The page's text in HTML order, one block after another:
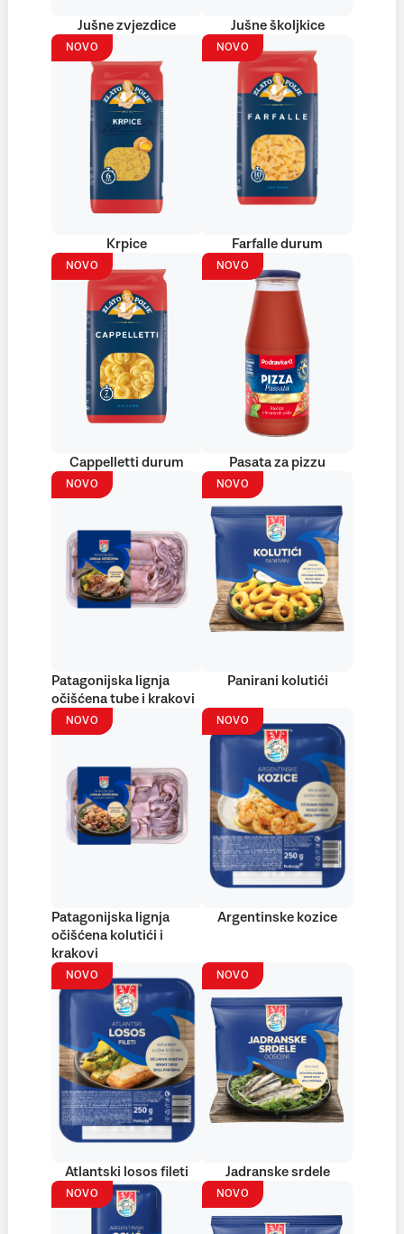
Jušne zvjezdice Jušne školjkice
NOVO
Krpice
NOVO
Farfalle durum
NOVO
Cappelletti durum
NOVO
Pasata za pizzu
NOVO
Patagonijska lignja
očišćena tube i krakovi
NOVO
Panirani kolutići
NOVO
Patagonijska lignja
očišćena kolutići i
krakovi
NOVO
Argentinske kozice
NOVO
Atlantski losos fileti
NOVO
Jadranske srdele
NOVO NOVO